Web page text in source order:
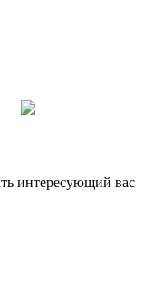
интересующий вас